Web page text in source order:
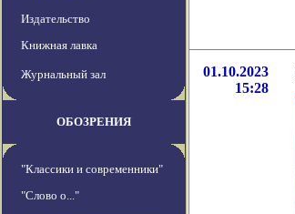
Издательство
Книжная лавка
Журнальный зал
ОБОЗРЕНИЯ
"Классики и современники"
"Слово о..."
01.10.2023
15:28